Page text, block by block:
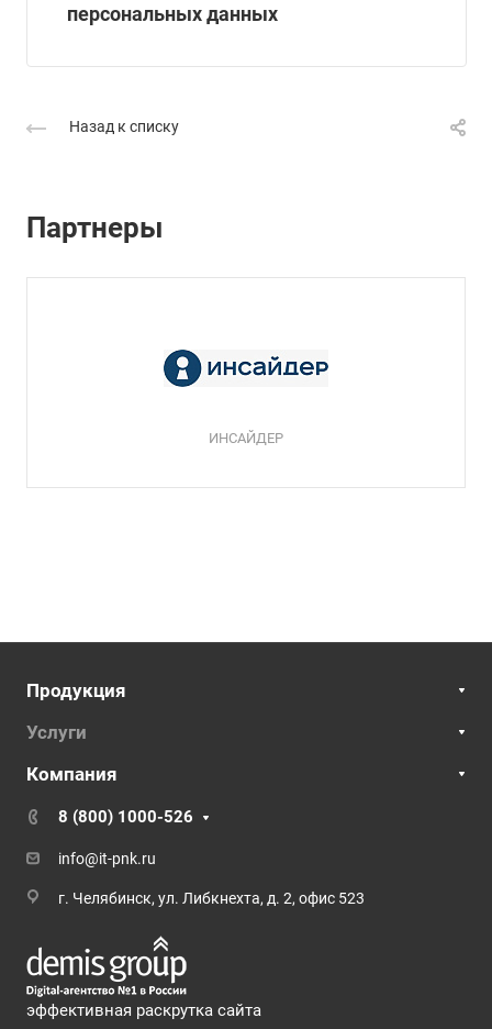
персональных данных
Назад к списку
Партнеры
ИНСАЙДЕР
Продукция
Услуги
Компания
8 (800) 1000-526
info@it-pnk.ru
г. Челябинск, ул. Либкнехта, д. 2, офис 523
эффективная раскрутка сайта